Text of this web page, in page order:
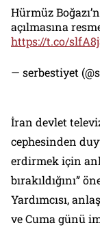
Hürmüz
açılmasına
https://t.co/
— serbestiyet
İran devlet
cephesinden
erdirmek için
bırakıldığını”
Yardımcısı,
ve Cuma günü